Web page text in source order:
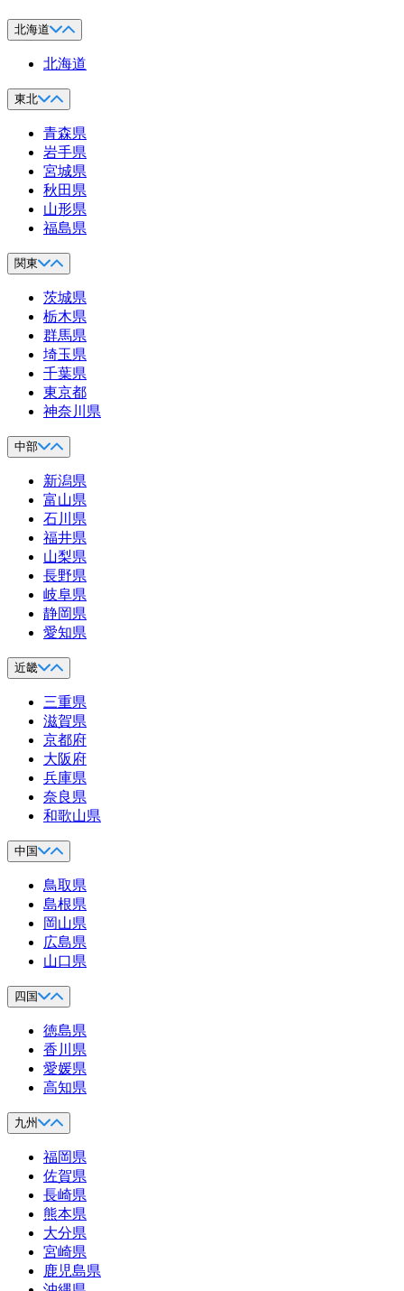
北海道
北海道
東北
青森県
岩手県
宮城県
秋田県
山形県
福島県
関東
茨城県
栃木県
群馬県
埼玉県
千葉県
東京都
神奈川県
中部
新潟県
富山県
石川県
福井県
山梨県
長野県
岐阜県
静岡県
愛知県
近畿
三重県
滋賀県
京都府
大阪府
兵庫県
奈良県
和歌山県
中国
鳥取県
島根県
岡山県
広島県
山口県
四国
徳島県
香川県
愛媛県
高知県
九州
福岡県
佐賀県
長崎県
熊本県
大分県
宮崎県
鹿児島県